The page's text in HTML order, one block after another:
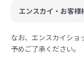
エンスカイ・お客様
なお、エンスカイショ
予めご了承ください。